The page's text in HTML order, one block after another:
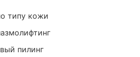
типу кожи
пилинг